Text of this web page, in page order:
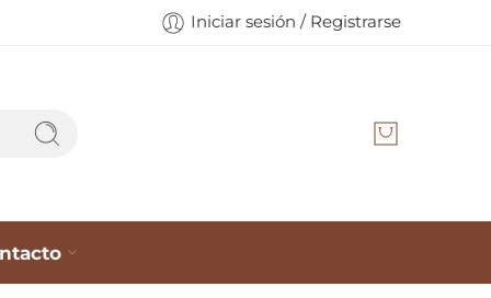
Iniciar sesión / Registrarse